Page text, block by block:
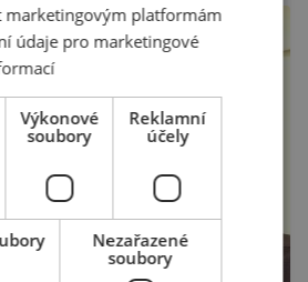
marketingovým platformám
údaje pro marketingové
Výkonové
soubory
Reklamní
účely
Nezařazené
soubory